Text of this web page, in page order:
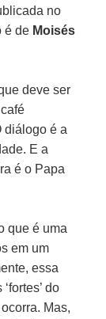
no
é de Moisés
deve ser
diálogo é a
E a
é o Papa
que é uma
em um
essa
do
Mas,